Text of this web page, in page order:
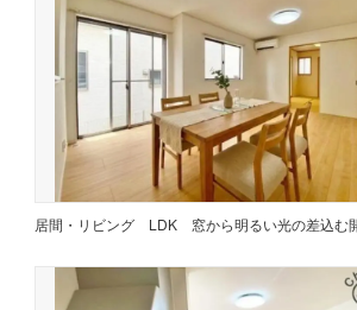
居間・リビング